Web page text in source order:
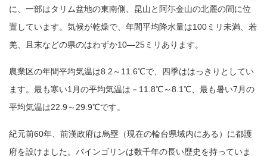
に、一部はタリム盆地の東南側、昆山と阿尓金山の北麓の間に位
置しています。気候が乾燥で、年間平均降水量は100ミリ未満、若
羌、且末などの県のはわずか10―25ミリあります。
農業区の年間平均気温は8.2～11.6℃で、 四季ははっきりとしてい
ます。最も寒い1月の平均気温は－11.8℃～8.1℃、最も暑い7月の
平均気温は22.9～29.9℃です。
紀元前60年、前漢政府は烏塁（現在の輪台県域内にある）に都護
府を設けました。バインゴリンは数千年の長い歴史を持っていま